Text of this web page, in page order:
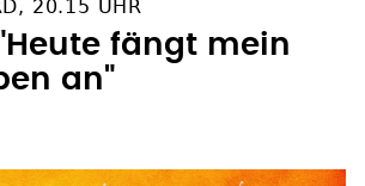
20.15 UHR
fängt mein
an"